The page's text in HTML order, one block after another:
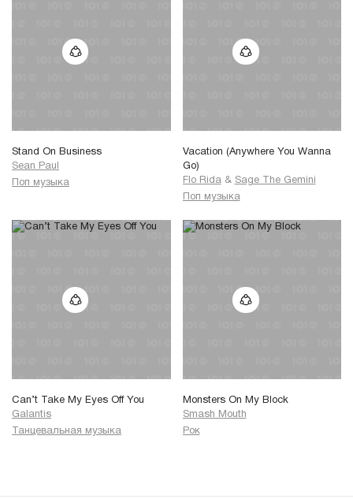
Stand On Business
Sean Paul
Поп музыка
Vacation (Anywhere You Wanna
Go)
Flo Rida & Sage The Gemini
Поп музыка
Can’t Take My Eyes Off You
Galantis
Танцевальная музыка
Monsters On My Block
Smash Mouth
Рок